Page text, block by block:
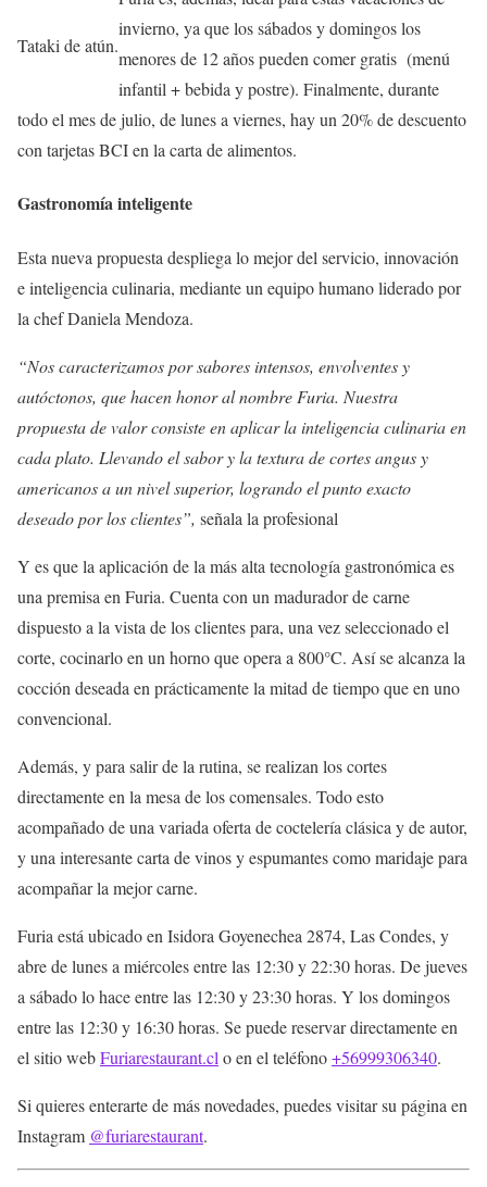
Tataki de atún.
invierno, ya que los sábados y domingos los
menores de 12 años pueden comer gratis (menú
infantil + bebida y postre). Finalmente, durante
todo el mes de julio, de lunes a viernes, hay un 20% de descuento
con tarjetas BCI en la carta de alimentos.
Gastronomía inteligente
Esta nueva propuesta despliega lo mejor del servicio, innovación
e inteligencia culinaria, mediante un equipo humano liderado por
la chef Daniela Mendoza.
“Nos caracterizamos por sabores intensos, envolventes y
autóctonos, que hacen honor al nombre Furia. Nuestra
propuesta de valor consiste en aplicar la inteligencia culinaria en
cada plato. Llevando el sabor y la textura de cortes angus y
americanos a un nivel superior, logrando el punto exacto
deseado por los clientes”, señala la profesional
Y es que la aplicación de la más alta tecnología gastronómica es
una premisa en Furia. Cuenta con un madurador de carne
dispuesto a la vista de los clientes para, una vez seleccionado el
corte, cocinarlo en un horno que opera a 800°C. Así se alcanza la
cocción deseada en prácticamente la mitad de tiempo que en uno
convencional.
Además, y para salir de la rutina, se realizan los cortes
directamente en la mesa de los comensales. Todo esto
acompañado de una variada oferta de coctelería clásica y de autor,
y una interesante carta de vinos y espumantes como maridaje para
acompañar la mejor carne.
Furia está ubicado en Isidora Goyenechea 2874, Las Condes, y
abre de lunes a miércoles entre las 12:30 y 22:30 horas. De jueves
a sábado lo hace entre las 12:30 y 23:30 horas. Y los domingos
entre las 12:30 y 16:30 horas. Se puede reservar directamente en
el sitio webFuriarestaurant.cl o en el teléfono+56999306340.
Si quieres enterarte de más novedades, puedes visitar su página en
Instagram @furiarestaurant.